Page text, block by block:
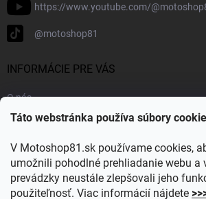
Táto webstránka používa súbory
V Motoshop81.sk používame cookies,
umožnili pohodlné prehliadanie webu a
prevádzky neustále zlepšovali jeho
použiteľnosť. Viac informácií nájdete
https://www.youtube.com/
@motoshop81
INFORMÁCIE PRE VÁS
O nás
Doprava a platba
Blog
Obľúbené kategórie